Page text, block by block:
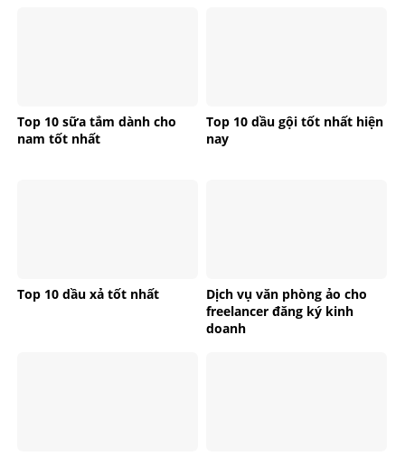
Top 10 sữa tắm dành cho
nam tốt nhất
Top 10 dầu gội tốt nhất hiện
nay
Top 10 dầu xả tốt nhất
Dịch vụ văn phòng ảo cho
freelancer đăng ký kinh
doanh